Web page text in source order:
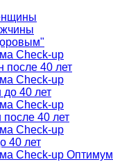
Check-up
40 лет
Check-up
40 лет
Check-up
40 лет
Check-up
40 лет
Check-up Оптимум